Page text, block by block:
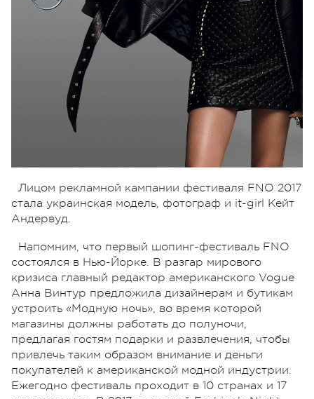
Лицом рекламной кампании фестиваля FNO 2017
стала украинская модель, фотограф и it-girl Кейт
Андервуд.
Напомним, что первый шопинг-фестиваль FNO
состоялся в Нью-Йорке. В разгар мирового
кризиса главный редактор американского Vogue
Анна Винтур предложила дизайнерам и бутикам
устроить «Модную ночь», во время которой
магазины должны работать до полуночи,
предлагая гостям подарки и развлечения, чтобы
привлечь таким образом внимание и деньги
покупателей к американской модной индустрии.
Ежегодно фестиваль проходит в 10 странах и 17